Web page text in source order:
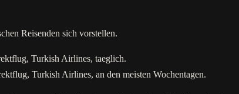
Reisenden sich vorstellen.
Turkish Airlines, taeglich.
Turkish Airlines, an den meisten Wochentagen.